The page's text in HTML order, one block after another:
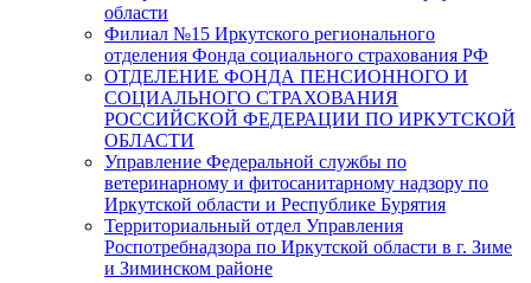
области
Филиал №15 Иркутского регионального
отделения Фонда социального страхования РФ
ОТДЕЛЕНИЕ ФОНДА ПЕНСИОННОГО И
СОЦИАЛЬНОГО СТРАХОВАНИЯ
РОССИЙСКОЙ ФЕДЕРАЦИИ ПО ИРКУТСКОЙ
ОБЛАСТИ
Управление Федеральной службы по
ветеринарному и фитосанитарному надзору по
Иркутской области и Республике Бурятия
Территориальный отдел Управления
Роспотребнадзора по Иркутской области в г. Зиме
и Зиминском районе